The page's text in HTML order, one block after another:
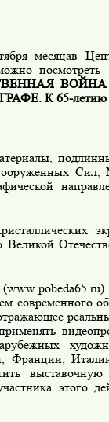
месяцав
посмотреть
К 65-
(www.pobeda65.ru)
современного
Франции,
этого